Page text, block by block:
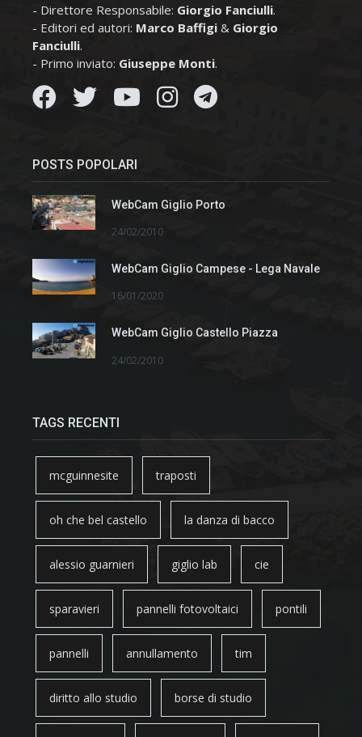
- Direttore Responsabile: Giorgio Fanciulli.
- Editori ed autori: Marco Baffigi & Giorgio
Fanciulli.
- Primo inviato: Giuseppe Monti.
POSTS POPOLARI
WebCam Giglio Porto
24/02/2010
WebCam Giglio Campese - Lega Navale
16/01/2020
WebCam Giglio Castello Piazza
24/02/2010
TAGS RECENTI
mcguinnesite traposti
oh che bel castello la danza di bacco
alessio guarnieri giglio lab cie
sparavieri pannelli fotovoltaici pontili
pannelli annullamento tim
diritto allo studio borse di studio